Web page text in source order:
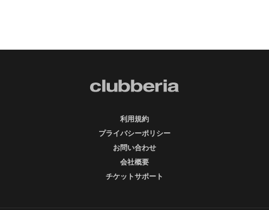
利用規約
プライバシーポリシー
お問い合わせ
会社概要
チケットサポート